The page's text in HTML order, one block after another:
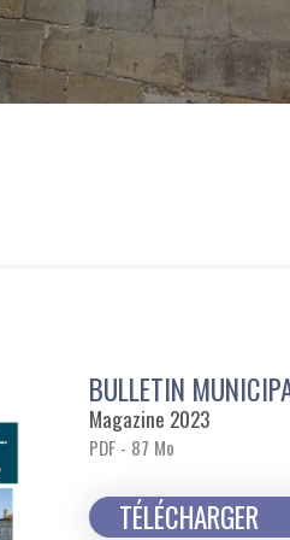
BULLETIN
Magazine 2023
PDF - 87 Mo
TÉLÉCHARGER